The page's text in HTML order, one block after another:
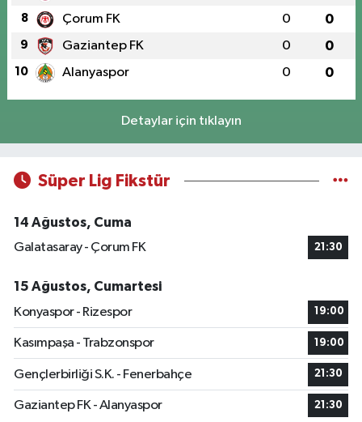
8 Çorum FK 0 0
9 Gaziantep FK 0 0
10 Alanyaspor 0 0
Detaylar için tıklayın
Süper Lig Fikstür
14 Ağustos, Cuma
Galatasaray - Çorum FK
21:30
15 Ağustos, Cumartesi
Konyaspor - Rizespor
19:00
Kasımpaşa - Trabzonspor 19:00
Gençlerbirliği S.K. - Fenerbahçe 21:30
Gaziantep FK - Alanyaspor 21:30